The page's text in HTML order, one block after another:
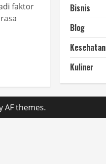
faktor
Bisnis
Blog
Kesehatan
Kuliner
AF themes.